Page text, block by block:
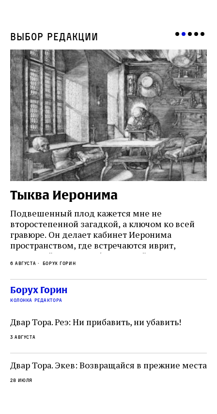
Выбор редакции
Тыква Иеронима
Подвешенный плод кажется мне не
второстепенной загадкой, а ключом ко всей
гравюре. Он делает кабинет Иеронима
пространством, где встречаются иврит,
греческий и латынь; буквальный смысл и
церковная традиция; филологическая
точность и понятность; переводчик,
убеждённый в необходимости исправления, и
читатель, воспринимающий исправление как
не просто покровитель переводчиков,
окружённый книгами. Перед нами человек,
одно решение которого вызвало возмущение
целой общины и стало частью многовекового
спора о том, кому принадлежит последнее
слово в переводе Библии
6 августа Борух Горин
Борух Горин
колонка редактора
Двар Тора. Реэ: Ни прибавить, ни убавить!
3 августа
Двар Тора. Экев: Возвращайся в прежние места
28 июля